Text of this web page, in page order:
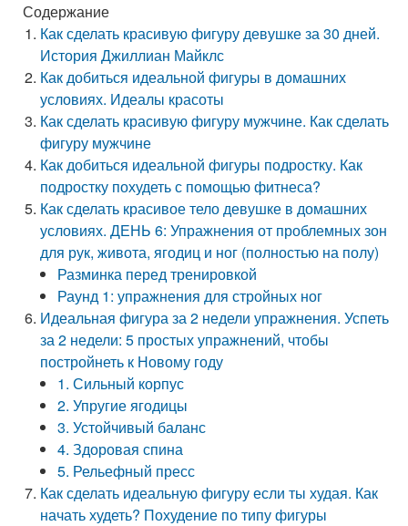
Содержание
Как сделать красивую фигуру девушке за 30 дней.
История Джиллиан Майклс
Как добиться идеальной фигуры в домашних
условиях. Идеалы красоты
Как сделать красивую фигуру мужчине. Как сделать
фигуру мужчине
Как добиться идеальной фигуры подростку. Как
подростку похудеть с помощью фитнеса?
Как сделать красивое тело девушке в домашних
условиях. ДЕНЬ 6: Упражнения от проблемных зон
для рук, живота, ягодиц и ног (полностью на полу)
Разминка перед тренировкой
Раунд 1: упражнения для стройных ног
Идеальная фигура за 2 недели упражнения. Успеть
за 2 недели: 5 простых упражнений, чтобы
постройнеть к Новому году
1. Сильный корпус
2. Упругие ягодицы
3. Устойчивый баланс
4. Здоровая спина
5. Рельефный пресс
Как сделать идеальную фигуру если ты худая. Как
начать худеть? Похудение по типу фигуры